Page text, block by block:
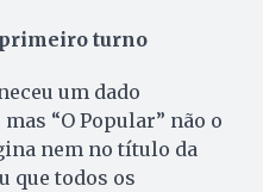
turno
um dado
“O Popular” não o
nem no título da
que todos os